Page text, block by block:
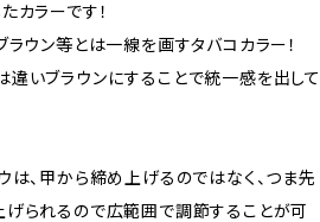
カラーです！
ラウン等とは一線を画すタバコカラー！
いブラウンにすることで統一感を出して
は、甲から締め上げるのではなく、つま先
げられるので広範囲で調節することが可